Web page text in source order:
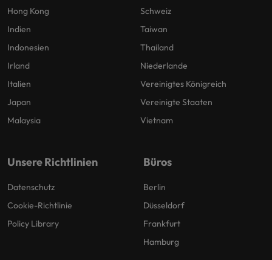
Hong Kong
Indien
Indonesien
Irland
Italien
Japan
Malaysia
Schweiz
Taiwan
Thailand
Niederlande
Vereinigtes Königreich
Vereinigte Staaten
Vietnam
Unsere Richtlinien
Datenschutz
Cookie-Richtlinie
Policy Library
Büros
Berlin
Düsseldorf
Frankfurt
Hamburg